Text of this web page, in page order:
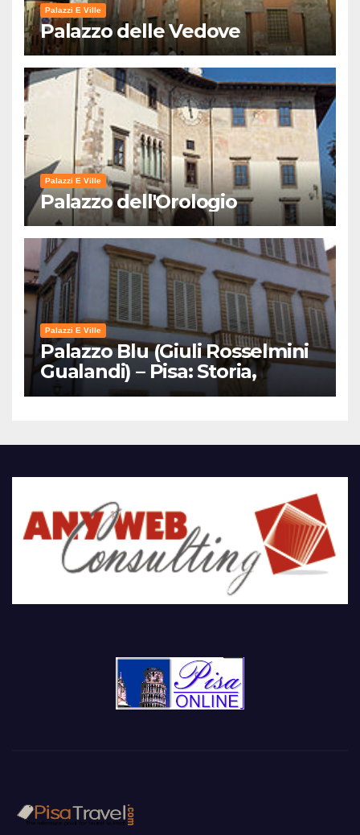
Palazzi E Ville
Palazzo delle Vedove
Palazzi E Ville
Palazzo dell'Orologio
Palazzi E Ville
Palazzo Blu (Giuli Rosselmini
Gualandi) – Pisa: Storia,
Mostre e Info Visita